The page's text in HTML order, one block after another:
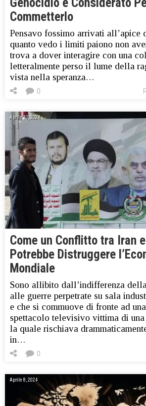
Commetterlo
Pensavo fossimo arrivati all’apice
quanto vedo i limiti paiono non
trova a dover interagire con una
letteralmente perso il lume della
vista nella speranza…
0
Aprile 10, 2024
Come un Conflitto tra Iran
Potrebbe Distruggere
Mondiale
Sono allibito dall’indifferenza
alle guerre perpetrate su sala
e che si commuove di fronte ad
spettacolo televisivo vittima di
la quale rischiava
in…
0
Aprile 8, 2024